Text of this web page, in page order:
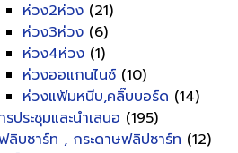
ห่วง2ห่วง (21)
ห่วง3ห่วง (6)
ห่วง4ห่วง (1)
ห่วงออแกนไนซ์ (10)
ห่วงแฟ้มหนีบ,คลิ๊บบอร์ด (14)
ระชุมและนำเสนอ (195)
ลิบชาร์ท , กระดาษฟลิปชาร์ท (12)